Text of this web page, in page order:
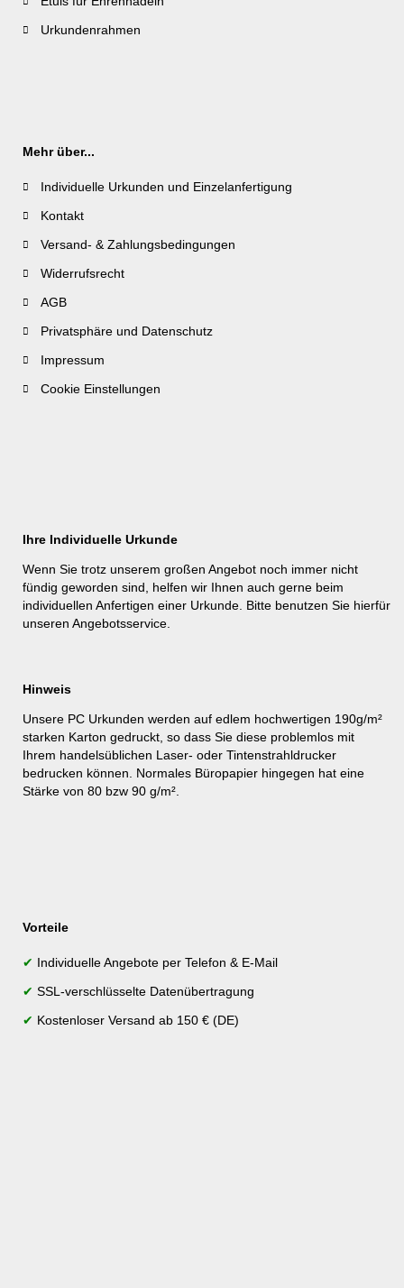
Urkundenrahmen
Mehr über...
Individuelle Urkunden und Einzelanfertigung
Kontakt
Versand- & Zahlungsbedingungen
Widerrufsrecht
AGB
Privatsphäre und Datenschutz
Impressum
Cookie Einstellungen
Ihre Individuelle Urkunde
Wenn Sie trotz unserem großen Angebot noch immer nicht
fündig geworden sind, helfen wir Ihnen auch gerne beim
individuellen Anfertigen einer Urkunde. Bitte benutzen Sie hierfür
unseren Angebotsservice
Hinweis
Unsere PC Urkunden werden auf edlem hochwertigen 190g/m²
starken Karton gedruckt, so dass Sie diese problemlos mit
Ihrem handelsüblichen Laser- oder Tintenstrahldrucker
bedrucken können. Normales Büropapier hingegen hat eine
Stärke von 80 bzw 90 g/m².
Vorteile
✔ Individuelle Angebote per Telefon & E-Mail
✔ SSL-verschlüsselte Datenübertragung
✔ Kostenloser Versand ab 150 € (DE)